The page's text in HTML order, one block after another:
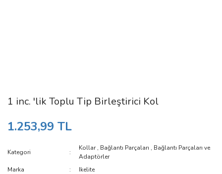
1 inc. 'lik Toplu Tip Birleştirici Kol
1.253,99 TL
Kategori
Kollar, Bağlantı Parçaları , Bağlantı Parçaları ve
Adaptörler
Marka
Ikelite